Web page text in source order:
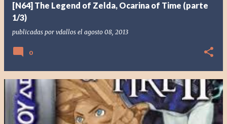
[N64] The Legend of Zelda, Ocarina of Time (parte
1/3)
publicadas por vdallos el agosto 08, 2013
0